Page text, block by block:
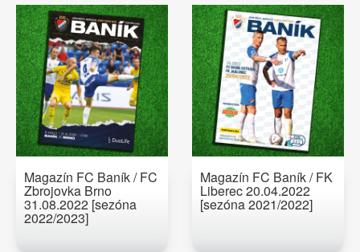
Magazín FC Baník / FC
Zbrojovka Brno
31.08.2022 [sezóna
2022/2023]
Magazín FC Baník / FK
Liberec 20.04.2022
[sezóna 2021/2022]